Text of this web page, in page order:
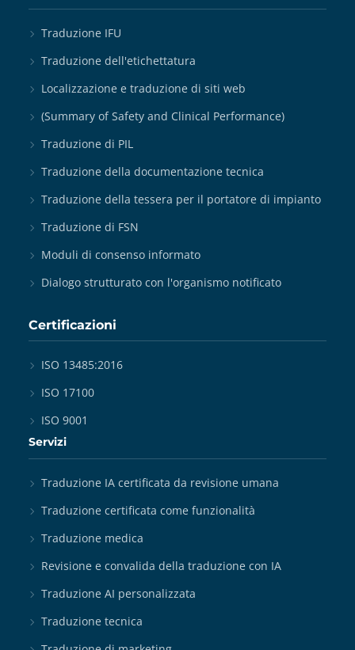
Traduzione IFU
Traduzione dell'etichettatura
Localizzazione e traduzione di siti web
(Summary of Safety and Clinical Performance)
Traduzione di PIL
Traduzione della documentazione tecnica
Traduzione della tessera per il portatore di impianto
Traduzione di FSN
Moduli di consenso informato
Dialogo strutturato con l'organismo notificato
Certificazioni
ISO 13485:2016
ISO 17100
ISO 9001
Servizi
Traduzione IA certificata da revisione umana
Traduzione certificata come funzionalità
Traduzione medica
Revisione e convalida della traduzione con IA
Traduzione AI personalizzata
Traduzione tecnica